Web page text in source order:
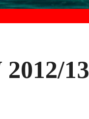
13